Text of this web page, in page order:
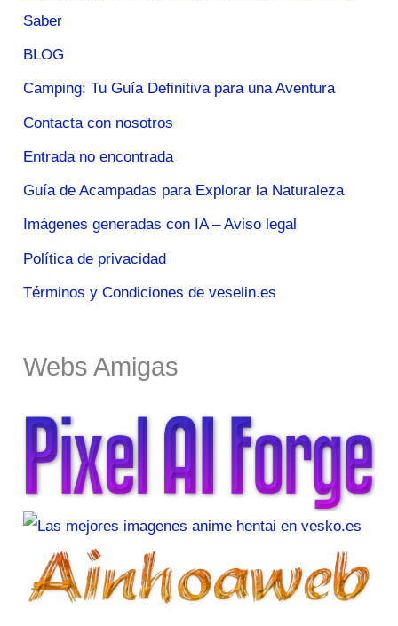
Saber
BLOG
Camping: Tu Guía Definitiva para una Aventura
Contacta con nosotros
Entrada no encontrada
Guía de Acampadas para Explorar la Naturaleza
Imágenes generadas con IA – Aviso legal
Política de privacidad
Términos y Condiciones de veselin.es
Webs Amigas